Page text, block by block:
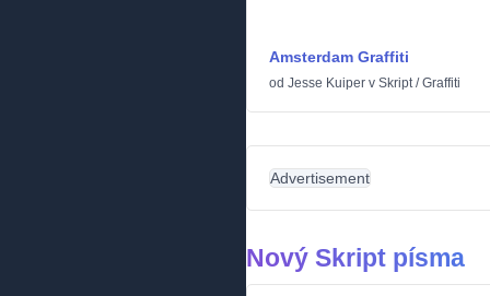
Amsterdam Graffiti
od Jesse Kuiper v Skript/Graffiti
Advertisement
Nový Skript písma